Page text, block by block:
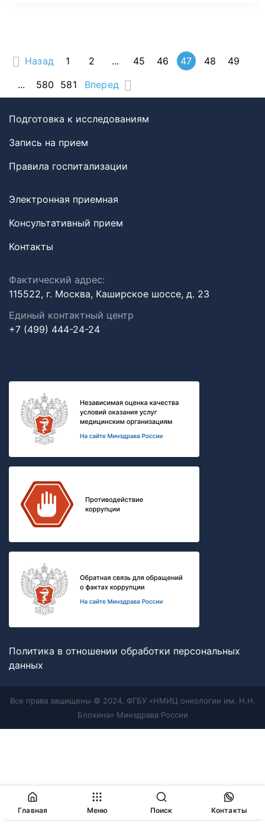
Назад 1 2 ... 45 46 47 48
49
...
580 581 Вперед
Подготовка к исследованиям
Запись на прием
Правила госпитализации
Электронная приемная
Консультативный прием
Контакты
Фактический адрес:
115522, г. Москва, Каширское шоссе, д. 23
Единый контактный центр
+7 (499) 444-24-24
Политика в отношении обработки персональных
данных
Все права защищены © 2024, ФГБУ «НМИЦ онкологии им. Н.Н.
Блохина» Минздрава России
Главная Меню Поиск Контакты